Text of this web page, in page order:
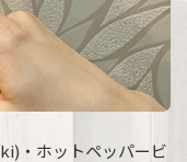
・ホットペッパービ